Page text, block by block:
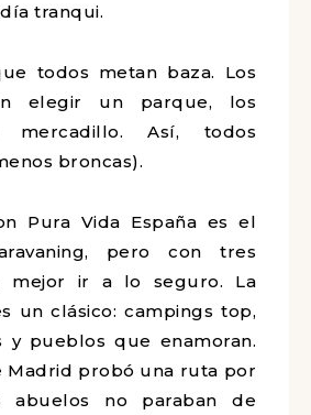
tranqui.
todos metan baza. Los
elegir un parque, los
mercadillo. Así, todos
broncas).
Pura Vida España es el
pero con tres
mejor ir a lo seguro. La
un clásico: campings top,
y pueblos que enamoran.
Madrid probó una ruta por
abuelos no paraban de